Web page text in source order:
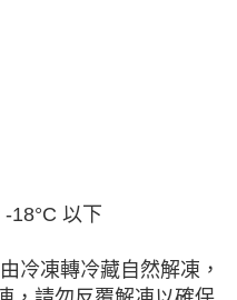
18°C 以下
冷凍轉冷藏自然解凍，